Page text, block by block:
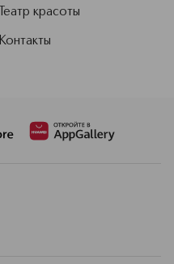
Театр красоты
Контакты